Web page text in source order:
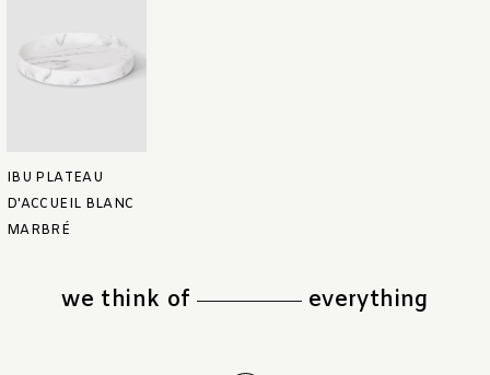
IBU PLATEAU
D'ACCUEIL BLANC
MARBRÉ
we think of everything